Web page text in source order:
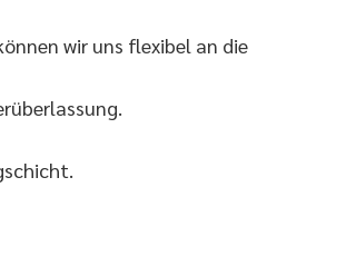
wir uns flexibel an die